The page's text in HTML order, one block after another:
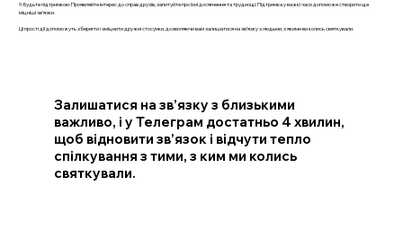
9. Будьте підтримкою: Проявляйте інтерес до справ друзів, запитуйте про їхні досягнення та труднощі. Підтримка у важкі часи допоможе створити ще
міцніші зв’язки.
Ці прості дії допоможуть зберегти і зміцнити дружні стосунки, дозволяючи вам залишатися на зв’язку з людьми, з якими ви колись святкували.
Залишатися на зв’язку з близькими
важливо, і у Телеграм достатньо 4 хвилин,
щоб відновити зв’язок і відчути тепло
спілкування з тими, з ким ми колись
святкували.